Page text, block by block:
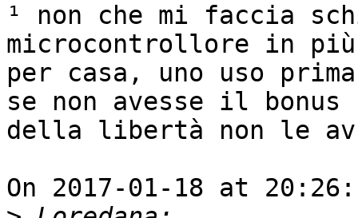
¹ non che mi faccia
microcontrollore in
per casa, uno uso
se non avesse il bonus
della libertà non le
On 2017-01-18 at